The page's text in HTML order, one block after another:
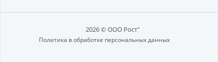
2026 © ООО Рост"
Политика в обработке персональных данных